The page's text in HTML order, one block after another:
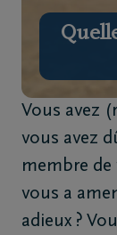
Organiser
des
Avis
de
décès
Notre
Vous avez
vous avez
membre
vous a
adieux ?